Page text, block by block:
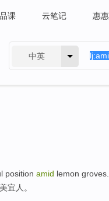
课 云笔记 惠惠
中英
position amid lemon groves
宜人。